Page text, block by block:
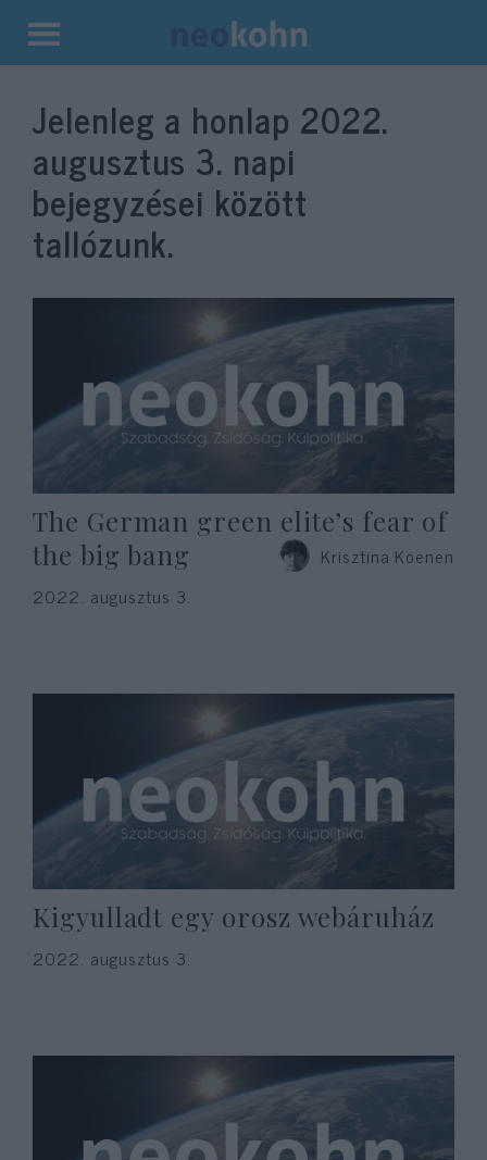
Kilépés
tartalomba
Jelenleg a honlap 2022.
augusztus 3. napi
bejegyzései között
tallózunk.
The German green elite’s fear of
the big bang
Krisztina Koenen
2022. augusztus 3.
Kigyulladt egy orosz webáruház
2022. augusztus 3.